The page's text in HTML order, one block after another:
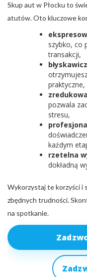
Skup aut w Płocku to
atutów. Oto kluczowe
szybko, co
transakcji,
praktyczne,
pozwala
stresu,
każdym
rzetelna
dokładną
Wykorzystaj te korzyści i
zbędnych trudności.
na spotkanie.